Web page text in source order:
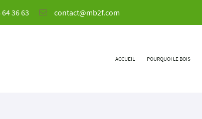
36 63
ACCUEIL POURQUOI LE BOIS